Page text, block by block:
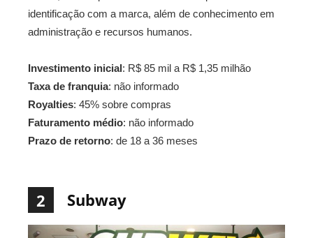
identificação com a marca, além de conhecimento em
administração e recursos humanos.
Investimento inicial: R$ 85 mil a R$ 1,35 milhão
Taxa de franquia: não informado
Royalties: 45% sobre compras
Faturamento médio: não informado
Prazo de retorno: de 18 a 36 meses
2 Subway